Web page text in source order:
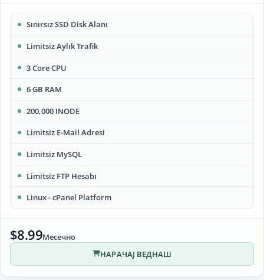
Sınırsız SSD Disk Alanı
Limitsiz Aylık Trafik
3 Core CPU
6 GB RAM
200,000 INODE
Limitsiz E-Mail Adresi
Limitsiz MySQL
Limitsiz FTP Hesabı
Linux - cPanel Platform
$8.99Месечно
НАРАЧАЈ ВЕДНАШ